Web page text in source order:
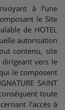
à l’une
le Site
de HOTEL
autorisation
contenu, site
vers le
le composent
SAINT
toute
l’accès à